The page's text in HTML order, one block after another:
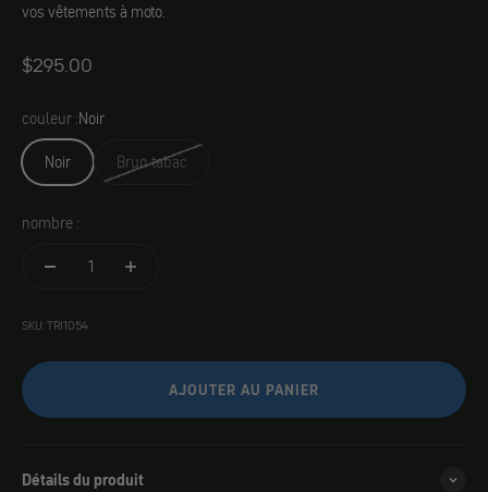
vos vêtements à moto.
Angebot
$295.00
couleur :Noir
Noir
Brun tabac
nombre :
SKU: TRI1054
AJOUTER AU PANIER
Détails du produit